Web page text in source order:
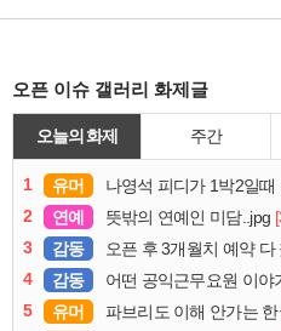
오픈 이슈 갤러리 화제글
오늘의 화제 주간
1 유머 나영석 피디가 1박2일
2
연예 뜻밖의 연예인 미담..jpg
3
감동 오픈 후 3개월치 예약 다
4
감동 어떤 공익근무요원 이야
5
유머 파브리도 이해 안가는 한